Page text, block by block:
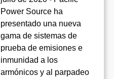
Power Source ha
presentado una nueva
gama de sistemas de
prueba de emisiones e
inmunidad a los
armónicos y al parpadeo